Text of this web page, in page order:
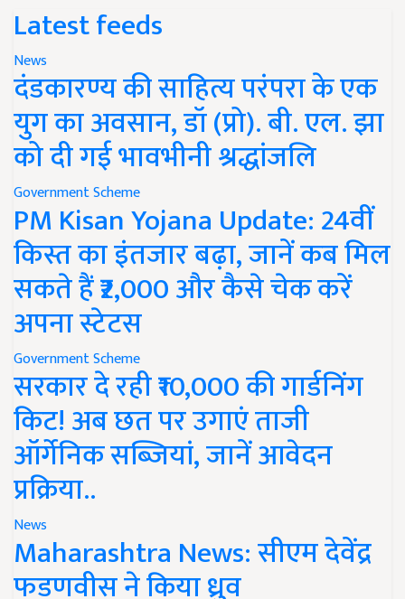
Latest feeds
News
दंडकारण्य की साहित्य परंपरा के एक
युग का अवसान, डॉ (प्रो). बी. एल. झा
को दी गई भावभीनी श्रद्धांजलि
Government Scheme
PM Kisan Yojana Update: 24वीं
किस्त का इंतजार बढ़ा, जानें कब मिल
सकते हैं ₹2,000 और कैसे चेक करें
अपना स्टेटस
Government Scheme
सरकार दे रही ₹10,000 की गार्डनिंग
किट! अब छत पर उगाएं ताजी
ऑर्गेनिक सब्जियां, जानें आवेदन
प्रक्रिया..
News
Maharashtra News: सीएम देवेंद्र
फडणवीस ने किया ध्रुव